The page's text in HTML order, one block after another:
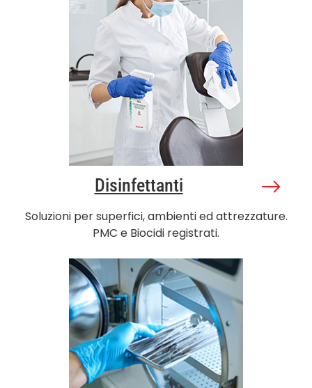
Disinfettanti
Soluzioni per superfici, ambienti ed attrezzature.
PMC e Biocidi registrati.